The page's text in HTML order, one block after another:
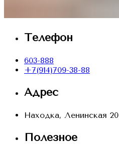
Телефон
603-888
+7(914)709-38-88
Адрес
Находка, Ленинская 20
Полезное